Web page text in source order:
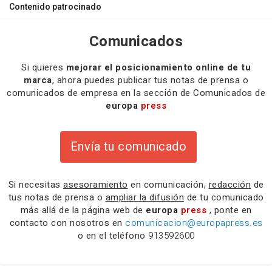
Contenido patrocinado
Comunicados
Si quieres mejorar el posicionamiento online de tu
marca, ahora puedes publicar tus notas de prensa o
comunicados de empresa en la sección de Comunicados de
europa press
Envía tu comunicado
Si necesitas asesoramiento en comunicación, redacción de
tus notas de prensa o ampliar la difusión de tu comunicado
más allá de la página web de europa press , ponte en
contacto con nosotros en comunicacion@europapress.es
o en el teléfono 913592600